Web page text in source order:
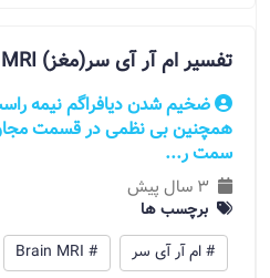
تفسیر ام آر آی سر(مغز) Brain MRI به صورت دقیق
ضخیم شدن دیافراگم نیمه
همچنین بی نظمی در قسمت
سمت ر...
3 سال پیش
برچسب ها
# ام آر آی سر
# Brain MRI